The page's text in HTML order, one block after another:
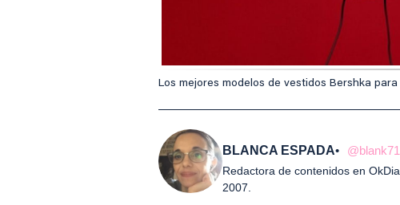
Los mejores modelos de vestidos Bershka
BLANCA ESPADA
Redactora de contenidos en
2007.